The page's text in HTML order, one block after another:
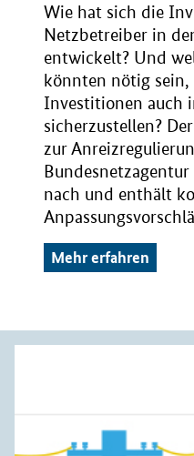
Wie hat sich die
Netzbetreiber in
entwickelt? Und
könnten nötig
Investitionen auch
sicherzustellen?
zur
nach und enthält
Mehr erfahren